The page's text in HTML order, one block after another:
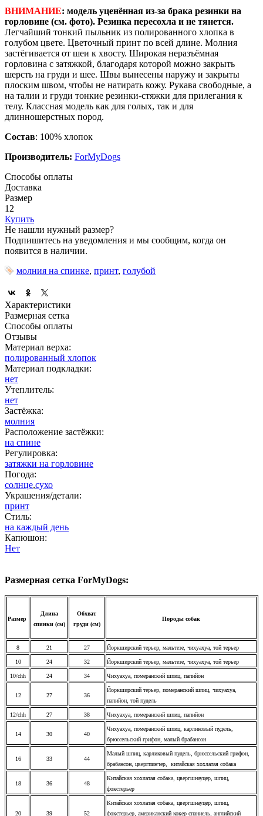
ВНИМАНИЕ: модель уценённая из-за брака резинки на
горловине (см. фото). Резинка пересохла и не тянется.
Легчайший тонкий пыльник из полированного хлопка в
голубом цвете. Цветочный принт по всей длине. Молния
застёгивается от шеи к хвосту. Широкая неразъёмная
горловина с затяжкой, благодаря которой можно закрыть
шерсть на груди и шее. Швы вынесены наружу и закрыты
плоским швом, чтобы не натирать кожу. Рукава свободные, а
на талии и груди тонкие резинки-стяжки для прилегания к
телу. Классная модель как для голых, так и для
длинношерстных пород.
Состав: 100% хлопок
Производитель: ForMyDogs
Способы оплаты
Доставка
Размер
12
Купить
Не нашли нужный размер?
Подпишитесь на уведомления и мы сообщим, когда он
появится в наличии.
молния на спинке, принт, голубой
Характеристики
Размерная сетка
Способы оплаты
Отзывы
Материал верха:
полированный хлопок
Материал подкладки:
нет
Утеплитель:
нет
Застёжка:
молния
Расположение застёжки:
на спине
Регулировка:
затяжки на горловине
Погода:
солнце,сухо
Украшения/детали:
принт
Стиль:
на каждый день
Капюшон:
Нет
Размерная сетка ForMyDogs:
Размер
Длина
спинки (см)
Обхват
груди (см)
Породы собак
8 21 27 Йоркширский терьер, мальтезе, чихуахуа, той терьер
10 24 32 Йоркширский терьер, мальтезе, чихуахуа, той терьер
10/chh 24 34 Чихуахуа, померанский шпиц, папийон
12 27 36
Йоркширский терьер, померанский шпиц, чихуахуа,
папийон, той пудель
12/chh 27 38 Чихуахуа, померанский шпиц, папийон
14 30 40
Чихуахуа, померанский шпиц, карликовый пудель,
брюссельский грифон, малый брабансон
16 33 44
Малый шпиц, карликовый пудель, брюссельский грифон,
брабансон, цвергпинчер, китайская хохлатая собака
18 36 48
Китайская хохлатая собака, цвергшнауцер, шпиц,
фокстерьер
20 39 52
Китайская хохлатая собака, цвергшнауцер, шпиц,
фокстерьер, американский кокер спаниель, английский